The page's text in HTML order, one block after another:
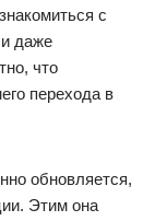
с
и даже
что
перехода в
обновляется,
Этим она